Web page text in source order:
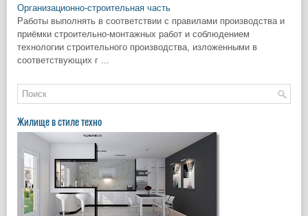
Организационно-строительная часть
Работы выполнять в соответствии с правилами производства и
приёмки строительно-монтажных работ и соблюдением
технологии строительного производства, изложенными в
соответствующих г ...
Жилище в стиле техно